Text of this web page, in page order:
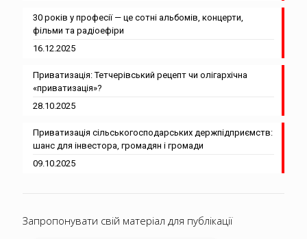
30 років у професії — це сотні альбомів, концерти,
фільми та радіоефіри
16.12.2025
Приватизація: Тетчерівський рецепт чи олігархічна
«приватизація»?
28.10.2025
Приватизація сільськогосподарських держпідприємств:
шанс для інвестора, громадян і громади
09.10.2025
Запропонувати свій матеріал для публікації